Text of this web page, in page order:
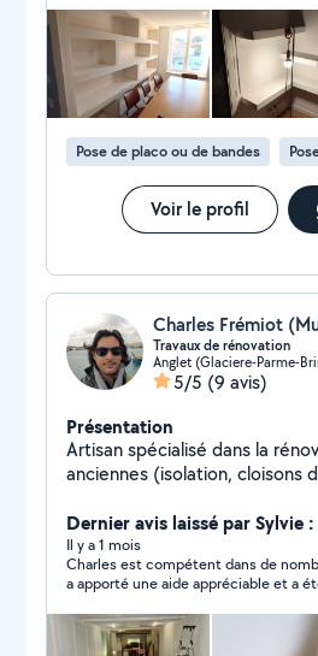
extérieure - Pose de menuiseries pvc bois et alu
(fenêtres/portes/baies
de garage/portails) - Maçonnerie - Carrelage
murs - Pose de parquet -
pose de cuisine - Traitement
fissure, enduits, peinture) Honnête sociable et
méticuleux, je mettrai tout en
vos besoins.
Pose de placo ou de bandes
Voir le profil
Travaux de rénovation
5/5 (9 avis)
Présentation
Artisan spécialisé dans la
anciennes (isolation, cloisons
planchers). Je suis à votre
rénovation ou de travaux à
disponible pour effectuer vos
d'intérieur, vos travaux de
ainsi que tout autre projet en
service sur mesure de qualité.
Dernier avis laissé par Sylvie
Il y a 1 mois
Charles est compétent dans de
a apporté une aide appréciable et a
disponibilité et de complaisance. Je
en priorité si j'ai de nouveau besoin